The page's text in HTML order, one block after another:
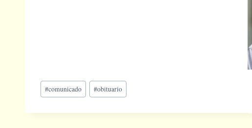
Etiquetas
de
#comunicado #obituario